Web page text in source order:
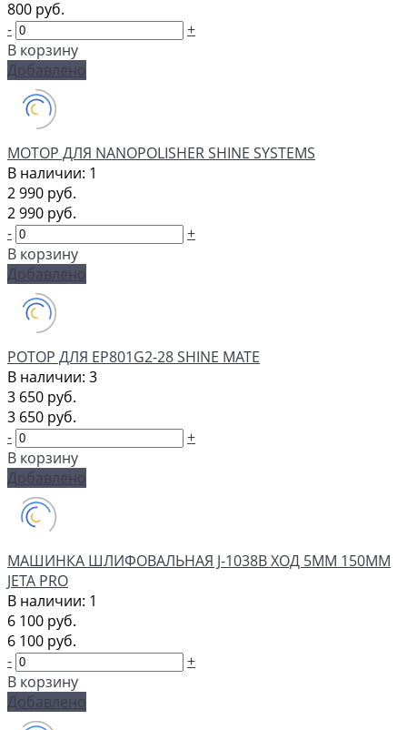
800 руб.
-
+
В корзину
Добавлено
МОТОР ДЛЯ NANOPOLISHER SHINE SYSTEMS
В наличии: 1
2 990 руб.
2 990 руб.
-
+
В корзину
Добавлено
РОТОР ДЛЯ EP801G2-28 SHINE MATE
В наличии: 3
3 650 руб.
3 650 руб.
-
+
В корзину
Добавлено
МАШИНКА ШЛИФОВАЛЬНАЯ J-1038B ХОД 5MМ 150MM
JETA PRO
В наличии: 1
6 100 руб.
6 100 руб.
-
+
В корзину
Добавлено